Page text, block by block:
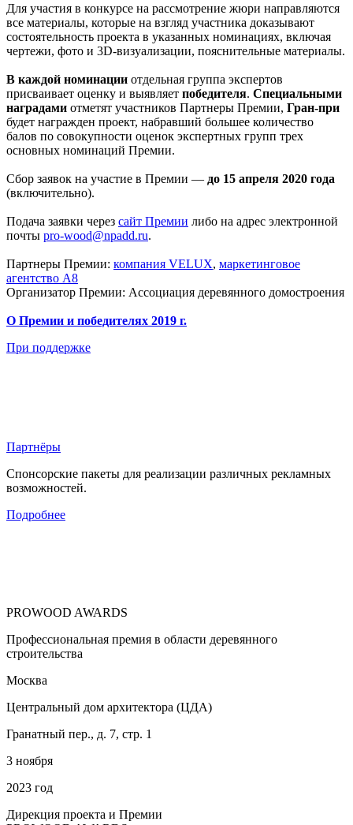
Для участия в конкурсе на рассмотрение жюри направляются
все материалы, которые на взгляд участника доказывают
состоятельность проекта в указанных номинациях, включая
чертежи, фото и 3D-визуализации, пояснительные материалы.
В каждой номинации отдельная группа экспертов
присваивает оценку и выявляет победителя. Специальными
наградами отметят участников Партнеры Премии, Гран-при
будет награжден проект, набравший большее количество
балов по совокупности оценок экспертных групп трех
основных номинаций Премии.
Сбор заявок на участие в Премии — до 15 апреля 2020 года
(включительно).
Подача заявки через сайт Премии либо на адрес электронной
почты pro-wood@npadd.ru.
Партнеры Премии: компания VELUX, маркетинговое
агентство А8
Организатор Премии: Ассоциация деревянного домостроения
О Премии и победителях 2019 г.
При поддержке
Партнёры
Спонсорские пакеты для реализации различных рекламных
возможностей.
Подробнее
PROWOOD AWARDS
Профессиональная премия в области деревянного
строительства
Москва
Центральный дом архитектора (ЦДА)
Гранатный пер., д. 7, стр. 1
3 ноября
2023 год
Дирекция проекта и Премии